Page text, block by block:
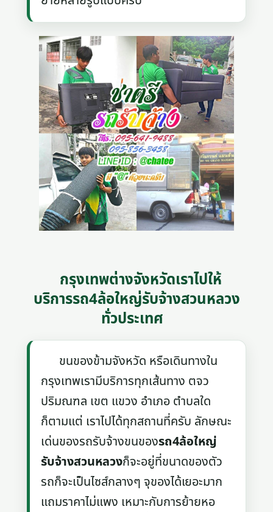
กรุงเทพต่างจังหวัดเราไปให้
บริการรถ4ล้อใหญ่รับจ้างสวนหลวง
ทั่วประเทศ
ขนของข้ามจังหวัด หรือเดินทางใน
กรุงเทพเรามีบริการทุกเส้นทาง ตจว
ปริมณฑล เขต แขวง อำเภอ ตำบลใด
ก็ตามแต่ เราไปได้ทุกสถานที่ครับ ลักษณะ
เด่นของรถรับจ้างขนของรถ4ล้อใหญ่
รับจ้างสวนหลวงก็จะอยู่ที่ขนาดของตัว
รถก็จะเป็นไซส์กลางๆ จุของได้เยอะมาก
แถมราคาไม่แพง เหมาะกับการย้ายหอ